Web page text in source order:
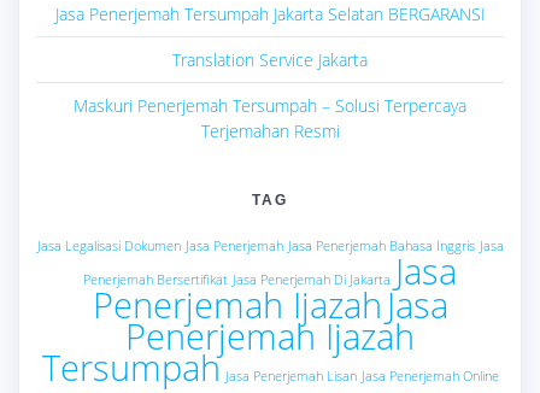
Jasa Penerjemah Tersumpah Jakarta Selatan BERGARANSI
Translation Service Jakarta
Maskuri Penerjemah Tersumpah – Solusi Terpercaya
Terjemahan Resmi
TAG
Jasa Legalisasi Dokumen Jasa Penerjemah Jasa Penerjemah Bahasa Inggris Jasa
Penerjemah Bersertifikat Jasa Penerjemah Di Jakarta Jasa
Penerjemah Ijazah Jasa
Penerjemah Ijazah
Tersumpah Jasa Penerjemah Lisan Jasa Penerjemah Online